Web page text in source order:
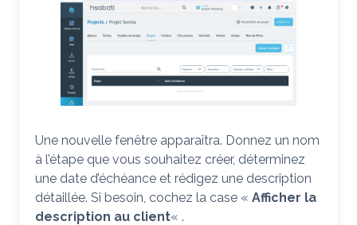
Une nouvelle fenêtre apparaîtra. Donnez un nom
à l’étape que vous souhaitez créer, déterminez
une date d’échéance et rédigez une description
détaillée. Si besoin, cochez la case « Afficher la
description au client« .